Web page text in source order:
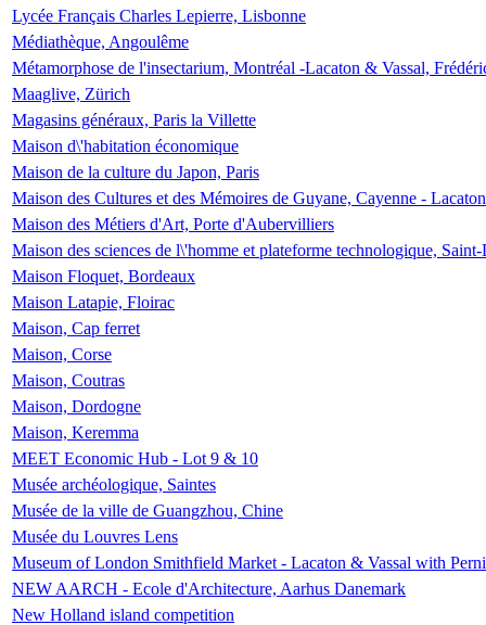
Lycée Français Charles Lepierre, Lisbonne
Médiathèque, Angoulême
Métamorphose de l'insectarium, Montréal -Lacaton & Vassal,
Maaglive, Zürich
Magasins généraux, Paris la Villette
Maison d\'habitation économique
Maison de la culture du Japon, Paris
Maison des Cultures et des Mémoires de Guyane, Cayenne -
Maison des Métiers d'Art, Porte d'Aubervilliers
Maison des sciences de l\'homme et plateforme technologique,
Maison Floquet, Bordeaux
Maison Latapie, Floirac
Maison, Cap ferret
Maison, Corse
Maison, Coutras
Maison, Dordogne
Maison, Keremma
MEET Economic Hub - Lot 9 & 10
Musée archéologique, Saintes
Musée de la ville de Guangzhou, Chine
Musée du Louvres Lens
Museum of London Smithfield Market - Lacaton & Vassal with
NEW AARCH - Ecole d'Architecture, Aarhus Danemark
New Holland island competition